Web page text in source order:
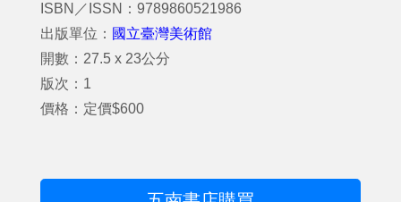
ISBN／ISSN：9789860521986
出版單位： 國立臺灣美術館
開數：27.5 x 23公分
版次：1
價格：定價$600